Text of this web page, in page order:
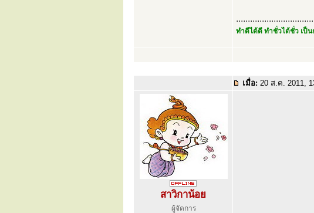
ทำดีได้ดี ทำชั่วได้ชั่ว เป็
เมื่อ: 20 ส.ค. 2011,
สาวิกาน้อย
ผู้จัดการ